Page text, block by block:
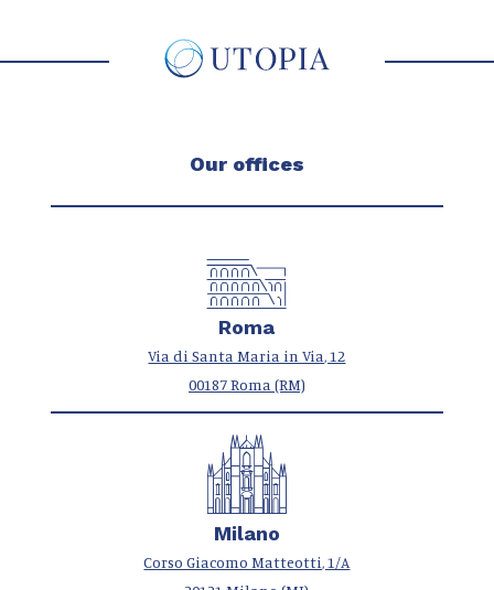
Our offices
Roma
Via di Santa Maria in Via, 12
00187 Roma (RM)
Milano
Corso Giacomo Matteotti, 1/A